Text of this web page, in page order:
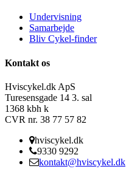
Undervisning
Samarbejde
Bliv Cykel-finder
Kontakt os
Hviscykel.dk ApS
Turesensgade 14 3. sal
1368 kbh k
CVR nr. 38 77 57 82
hviscykel.dk
9330 9292
kontakt@hviscykel.dk